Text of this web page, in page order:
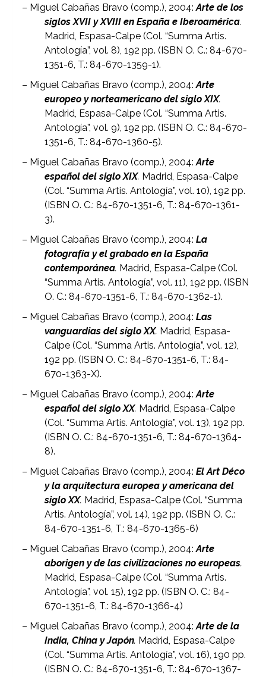
– Miguel Cabañas Bravo (comp.), 2004:Arte de los
siglos XVII y XVIII en España e Iberoamérica.
Madrid, Espasa-Calpe (Col. “Summa Artis.
Antología”, vol. 8), 192 pp. (ISBN O. C.: 84-670-
1351-6, T.: 84-670-1359-1).
– Miguel Cabañas Bravo (comp.), 2004:Arte
europeo y norteamericano del siglo XIX.
Madrid, Espasa-Calpe (Col. “Summa Artis.
Antología”, vol. 9), 192 pp. (ISBN O. C.: 84-670-
1351-6, T.: 84-670-1360-5).
– Miguel Cabañas Bravo (comp.), 2004:Arte
español del siglo XIX. Madrid, Espasa-Calpe
(Col. “Summa Artis. Antología”, vol. 10), 192 pp.
(ISBN O. C.: 84-670-1351-6, T.: 84-670-1361-
3).
– Miguel Cabañas Bravo (comp.), 2004:La
fotografía y el grabado en la España
contemporánea. Madrid, Espasa-Calpe (Col.
“Summa Artis. Antología”, vol. 11), 192 pp. (ISBN
O. C.: 84-670-1351-6, T.: 84-670-1362-1).
– Miguel Cabañas Bravo (comp.), 2004:Las
vanguardias del siglo XX. Madrid, Espasa-
Calpe (Col. “Summa Artis. Antología”, vol. 12),
192 pp. (ISBN O. C.: 84-670-1351-6, T.: 84-
670-1363-X).
– Miguel Cabañas Bravo (comp.), 2004:Arte
español del siglo XX. Madrid, Espasa-Calpe
(Col. “Summa Artis. Antología”, vol. 13), 192 pp.
(ISBN O. C.: 84-670-1351-6, T.: 84-670-1364-
8).
– Miguel Cabañas Bravo (comp.), 2004:El Art Déco
y la arquitectura europea y americana del
siglo XX. Madrid, Espasa-Calpe (Col. “Summa
Artis. Antología”, vol. 14), 192 pp. (ISBN O. C.:
84-670-1351-6, T.: 84-670-1365-6)
– Miguel Cabañas Bravo (comp.), 2004:Arte
aborigen y de las civilizaciones no europeas.
Madrid, Espasa-Calpe (Col. “Summa Artis.
Antología”, vol. 15), 192 pp. (ISBN O. C.: 84-
670-1351-6, T.: 84-670-1366-4)
– Miguel Cabañas Bravo (comp.), 2004:Arte de la
India, China y Japón. Madrid, Espasa-Calpe
(Col. “Summa Artis. Antología”, vol. 16), 190 pp.
(ISBN O. C.: 84-670-1351-6, T.: 84-670-1367-